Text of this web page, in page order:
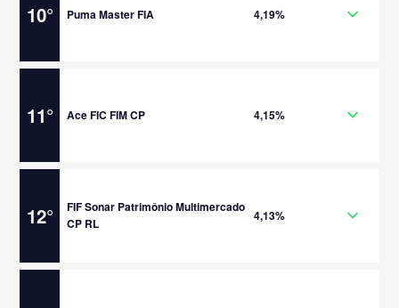
10° Puma Master FIA 4,19%
11° Ace FIC FIM CP 4,15%
12°
FIF Sonar Patrimônio Multimercado
CP RL
4,13%